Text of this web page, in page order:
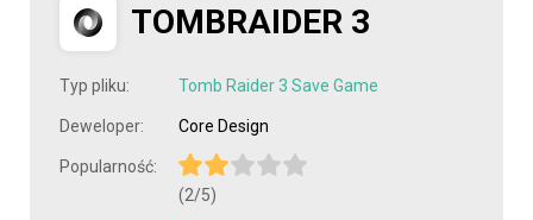
TOMBRAIDER 3
Typ pliku: Tomb Raider 3 Save Game
Deweloper: Core Design
Popularność:
(2/5)